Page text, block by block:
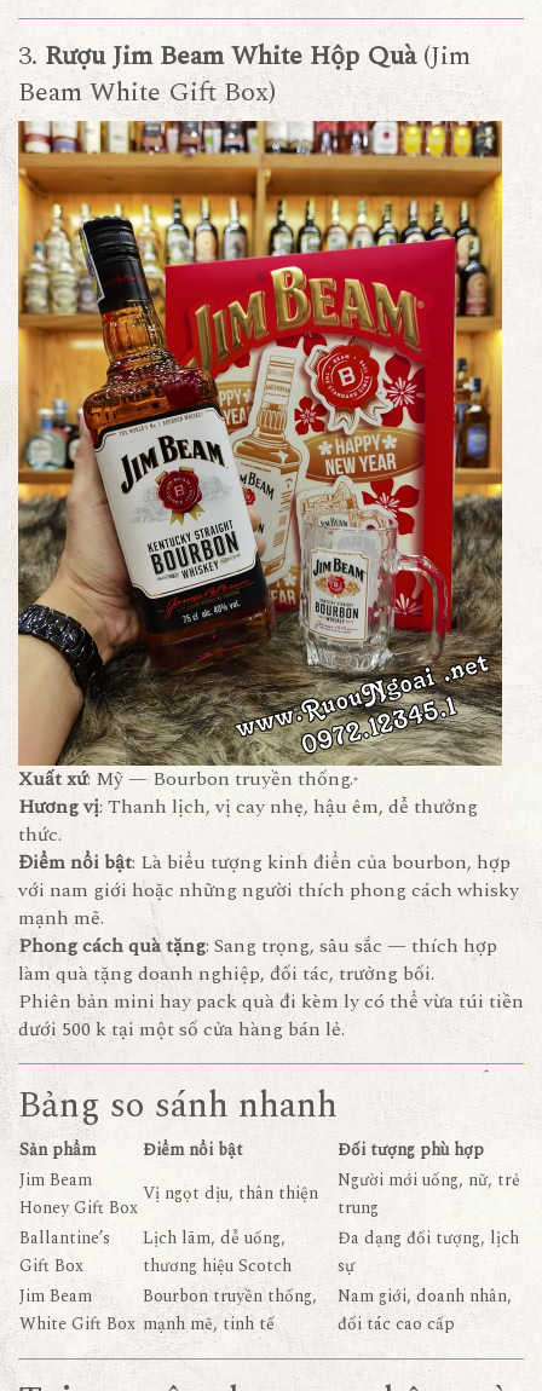
3. Rượu Jim Beam White Hộp Quà(Jim
Beam White Gift Box)
Xuất xứ: Mỹ — Bourbon truyền thống.
Hương vị: Thanh lịch, vị cay nhẹ, hậu êm, dễ thưởng
thức.
Điểm nổi bật: Là biểu tượng kinh điển của bourbon, hợp
với nam giới hoặc những người thích phong cách whisky
mạnh mẽ.
Phong cách quà tặng: Sang trọng, sâu sắc — thích hợp
làm quà tặng doanh nghiệp, đối tác, trưởng bối.
Phiên bản mini hay pack quà đi kèm ly có thể vừa túi tiền
dưới 500 k tại một số cửa hàng bán lẻ.
Bảng so sánh nhanh
Sản phẩm Điểm nổi bật
Đối tượng phù hợp
Jim Beam
Honey Gift Box
Vị ngọt dịu, thân thiện
Người mới uống, nữ, trẻ
trung
Ballantine’s
Gift Box
Lịch lãm, dễ uống,
thương hiệu Scotch
Đa dạng đối tượng, lịch
sự
Jim Beam
White Gift Box
Bourbon truyền thống,
mạnh mẽ, tinh tế
Nam giới, doanh nhân,
đối tác cao cấp